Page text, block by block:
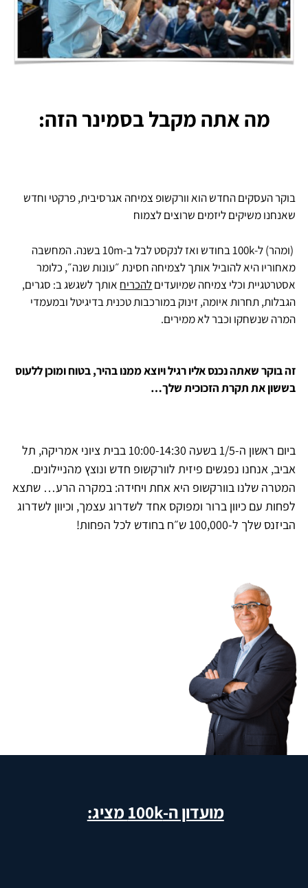
מה אתה מקבל בסמינר הזה:
בוקר העסקים החדש הוא וורקשופ צמיחה אגרסיבית, פרקטי וחדש
שאנחנו משיקים ליזמים שרוצים לצמוח
(ומהר) ל-100k בחודש ואז לנקסט לבל ב-10m בשנה. המחשבה
מאחוריו היא להוביל אותך לצמיחה חסינת ״עונות שנה״, כלומר
אסטרטגיית וכלי צמיחה שמיועדיםלהכריח אותך לשגשג ב: סגרים,
הגבלות, תחרות איומה, זינוק במורכבות טכנית בדיגיטל ובמעמדי
המרה שנשחקו וכבר לא ממירים.
זה בוקר שאתה נכנס אליו רגיל ויוצא ממנו בהיר, בטוח ומוכן ללעוס
בששון את תקרת הזכוכית שלך…
ביום ראשון ה-1/5 בשעה 10:00-14:30 בבית ציוני אמריקה, תל
אביב, אנחנו נפגשים פיזית לוורקשופ חדש ונוצץ מהניילונים.
המטרה שלנו בוורקשופ היא אחת ויחידה: במקרה הרע… שתצא
לפחות עם כיוון ברור ומפוקס אחד לשדרוג עצמך, וכיוון לשדרוג
הביזנס שלך ל-100,000 ש״ח בחודש לכל הפחות!
מועדון ה-100k מציג: